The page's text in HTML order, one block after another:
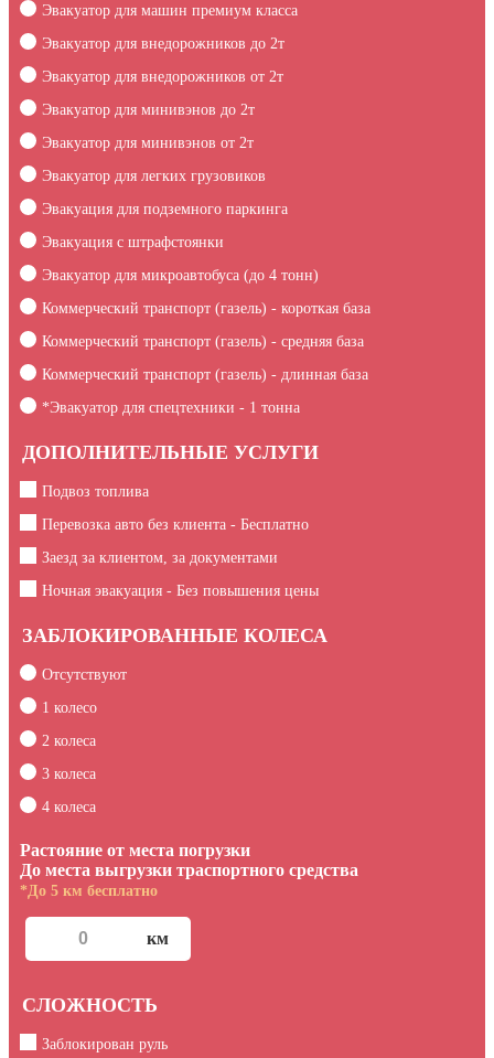
Эвакуатор для машин премиум класса
Эвакуатор для внедорожников до 2т
Эвакуатор для внедорожников от 2т
Эвакуатор для минивэнов до 2т
Эвакуатор для минивэнов от 2т
Эвакуатор для легких грузовиков
Эвакуация для подземного паркинга
Эвакуация c штрафстоянки
Эвакуатор для микроавтобуса (до 4 тонн)
Коммерческий транспорт (газель) - короткая база
Коммерческий транспорт (газель) - средняя база
Коммерческий транспорт (газель) - длинная база
*Эвакуатор для спецтехники - 1 тонна
ДОПОЛНИТЕЛЬНЫЕ УСЛУГИ
Подвоз топлива
Перевозка авто без клиента - Бесплатно
Заезд за клиентом, за документами
Ночная эвакуация - Без повышения цены
ЗАБЛОКИРОВАННЫЕ КОЛЕСА
Отсутствуют
1 колесо
2 колеса
3 колеса
4 колеса
Растояние от места погрузки
До места выгрузки траспортного средства
*До 5 км бесплатно
СЛОЖНОСТЬ
Заблокирован руль